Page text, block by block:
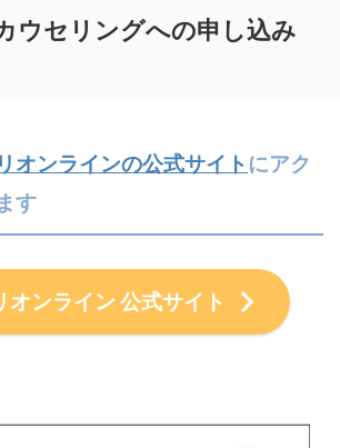
ウセリングへの申し込み
オンラインの公式サイト にアク
す
オンライン 公式サイト